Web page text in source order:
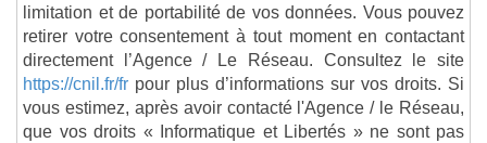
limitation et de portabilité de vos données. Vous pouvez
retirer votre consentement à tout moment en contactant
directement l’Agence / Le Réseau. Consultez le site
https://cnil.fr/fr pour plus d’informations sur vos droits. Si
vous estimez, après avoir contacté l'Agence / le Réseau,
que vos droits « Informatique et Libertés » ne sont pas